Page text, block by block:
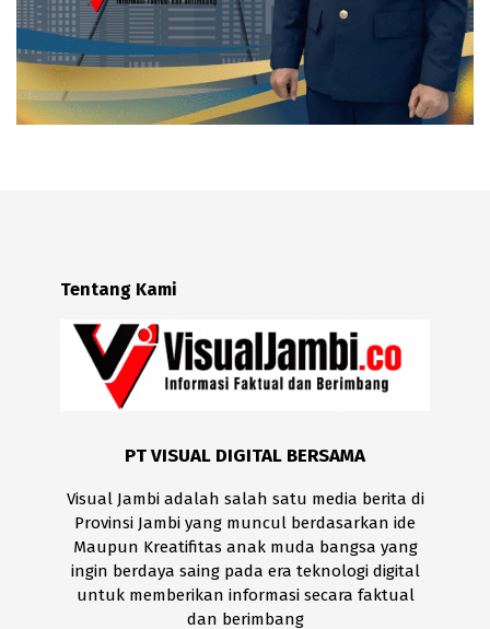
Tentang Kami
PT VISUAL DIGITAL BERSAMA
Visual Jambi adalah salah satu media berita di
Provinsi Jambi yang muncul berdasarkan ide
Maupun Kreatifitas anak muda bangsa yang
ingin berdaya saing pada era teknologi digital
untuk memberikan informasi secara faktual
dan berimbang